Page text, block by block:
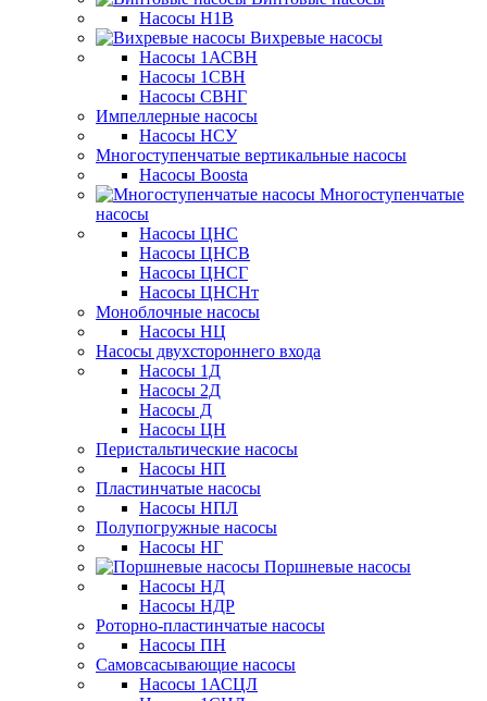
Насосы Н1В
Вихревые насосы
Насосы 1АСВН
Насосы 1СВН
Насосы СВНГ
Импеллерные насосы
Насосы НСУ
Многоступенчатые вертикальные насосы
Насосы Boosta
Многоступенчатые
насосы
Насосы ЦНС
Насосы ЦНСВ
Насосы ЦНСГ
Насосы ЦНСНт
Моноблочные насосы
Насосы НЦ
Насосы двухстороннего входа
Насосы 1Д
Насосы 2Д
Насосы Д
Насосы ЦН
Перистальтические насосы
Насосы НП
Пластинчатые насосы
Насосы НПЛ
Полупогружные насосы
Насосы НГ
Поршневые насосы
Насосы НД
Насосы НДР
Роторно-пластинчатые насосы
Насосы ПН
Самовсасывающие насосы
Насосы 1АСЦЛ